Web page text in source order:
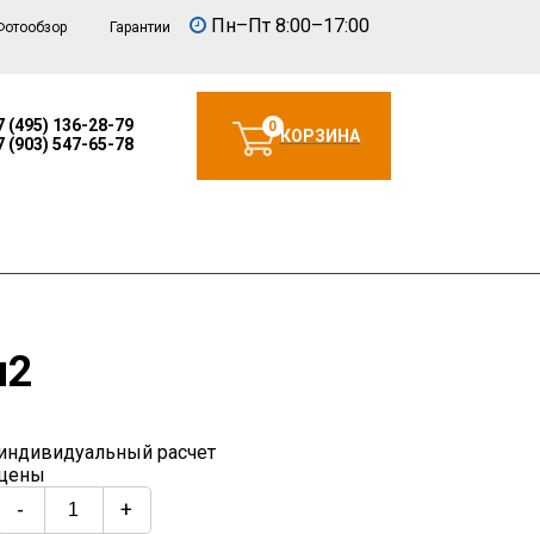
Гарантии Пн–Пт 8:00–17:00
(495) 136-28-79
(903) 547-65-78
0КОРЗИНА
расчет
- +